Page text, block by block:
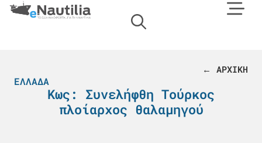
← ΑΡΧΙΚΗ
ΕΛΛΆΔΑ
Κως: Συνελήφθη Τούρκος
πλοίαρχος θαλαμηγού